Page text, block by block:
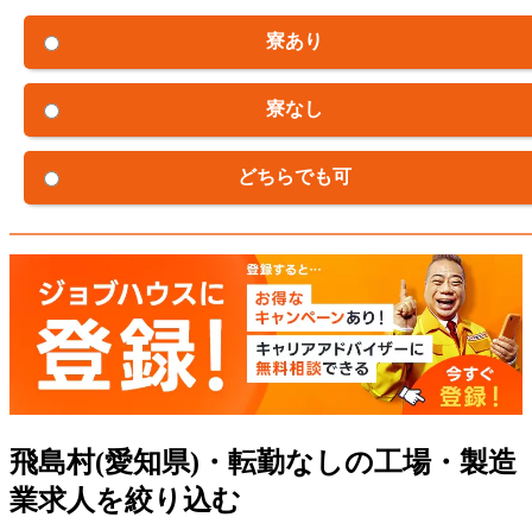
寮あり
寮なし
どちらでも可
飛島村(愛知県)・転勤なしの工場・製造
業求人を絞り込む